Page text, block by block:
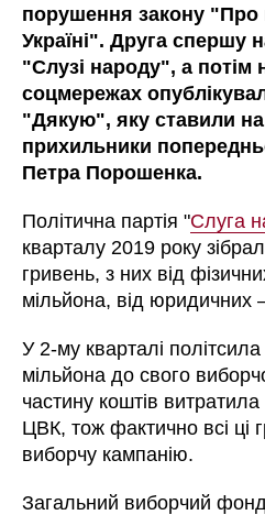
порушення закону "Про
Україні". Друга спершу
"Слузі народу", а потім
соцмережах
"Дякую", яку ставили на
прихильники
Петра Порошенка.
Політична партія "Слуга
кварталу 2019 року
гривень, з них від
мільйона, від юридичних
У 2-му кварталі
мільйона до свого
частину коштів
ЦВК, тож фактично всі ці
виборчу кампанію.
Загальний виборчий